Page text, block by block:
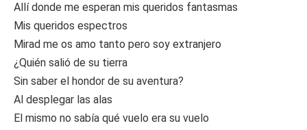
Allí donde me esperan mis queridos fantasmas
Mis queridos espectros
Mirad me os amo tanto pero soy extranjero
¿Quién salió de su tierra
Sin saber el hondor de su aventura?
Al desplegar las alas
El mismo no sabía qué vuelo era su vuelo